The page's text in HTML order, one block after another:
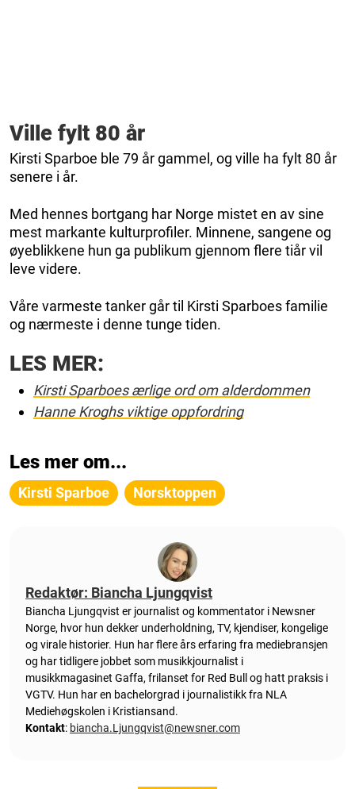
Ville fylt 80 år
Kirsti Sparboe ble 79 år gammel, og ville ha fylt 80 år
senere i år.
Med hennes bortgang har Norge mistet en av sine
mest markante kulturprofiler. Minnene, sangene og
øyeblikkene hun ga publikum gjennom flere tiår vil
leve videre.
Våre varmeste tanker går til Kirsti Sparboes familie
og nærmeste i denne tunge tiden.
LES MER:
Kirsti Sparboes ærlige ord om alderdommen
Hanne Kroghs viktige oppfordring
Les mer om...
Kirsti Sparboe Norsktoppen
Redaktør: Biancha Ljungqvist
Biancha Ljungqvist er journalist og kommentator i Newsner
Norge, hvor hun dekker underholdning, TV, kjendiser, kongelige
og virale historier. Hun har flere års erfaring fra mediebransjen
og har tidligere jobbet som musikkjournalist i
musikkmagasinet Gaffa, frilanset for Red Bull og hatt praksis i
VGTV. Hun har en bachelorgrad i journalistikk fra NLA
Mediehøgskolen i Kristiansand.
Kontakt: biancha.Ljungqvist@newsner.com